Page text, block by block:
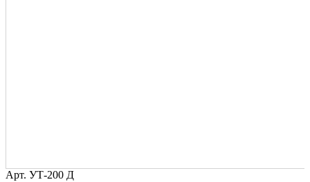
Арт. УТ-200 Д